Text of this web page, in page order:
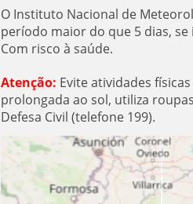
O Instituto Nacional de
período maior do que 5 dias,
Com risco à saúde.
Atenção: Evite atividades
prolongada ao sol, utiliza
Defesa Civil (telefone 199).